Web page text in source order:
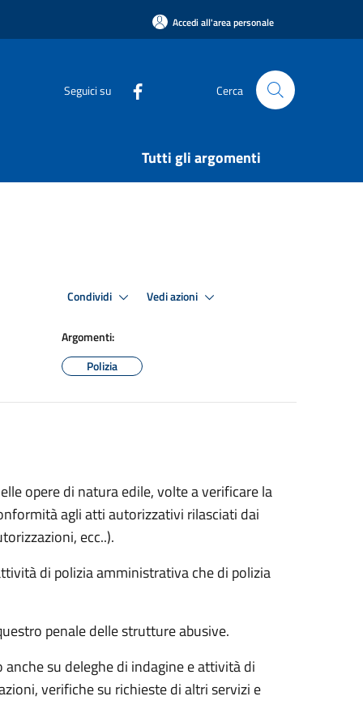
Accedi all'area personale
Seguici su Cerca
Tutti gli argomenti
Condividi Vedi azioni
Argomenti:
Polizia
opere di natura edile, volte a verificare la
agli atti autorizzativi rilasciati dai
ecc..).
di polizia amministrativa che di polizia
penale delle strutture abusive.
su deleghe di indagine e attività di
verifiche su richieste di altri servizi e